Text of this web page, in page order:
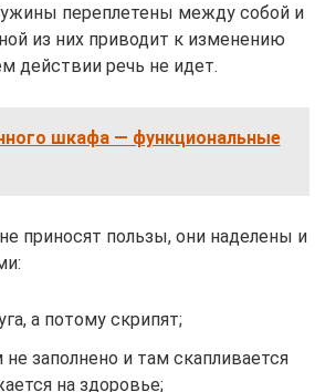
переплетены между собой и
из них приводит к изменению
действии речь не идет.
шкафа — функциональные
приносят пользы, они наделены и
а потому скрипят;
заполнено и там скапливается
на здоровье;